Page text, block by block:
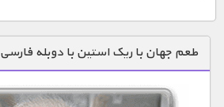
دنیای خوراکی ها
زمین شناسی / محیط زیست
سازه/ معماری/ مهندسی
طعم جهان با ریک استین با دوبله فارسی